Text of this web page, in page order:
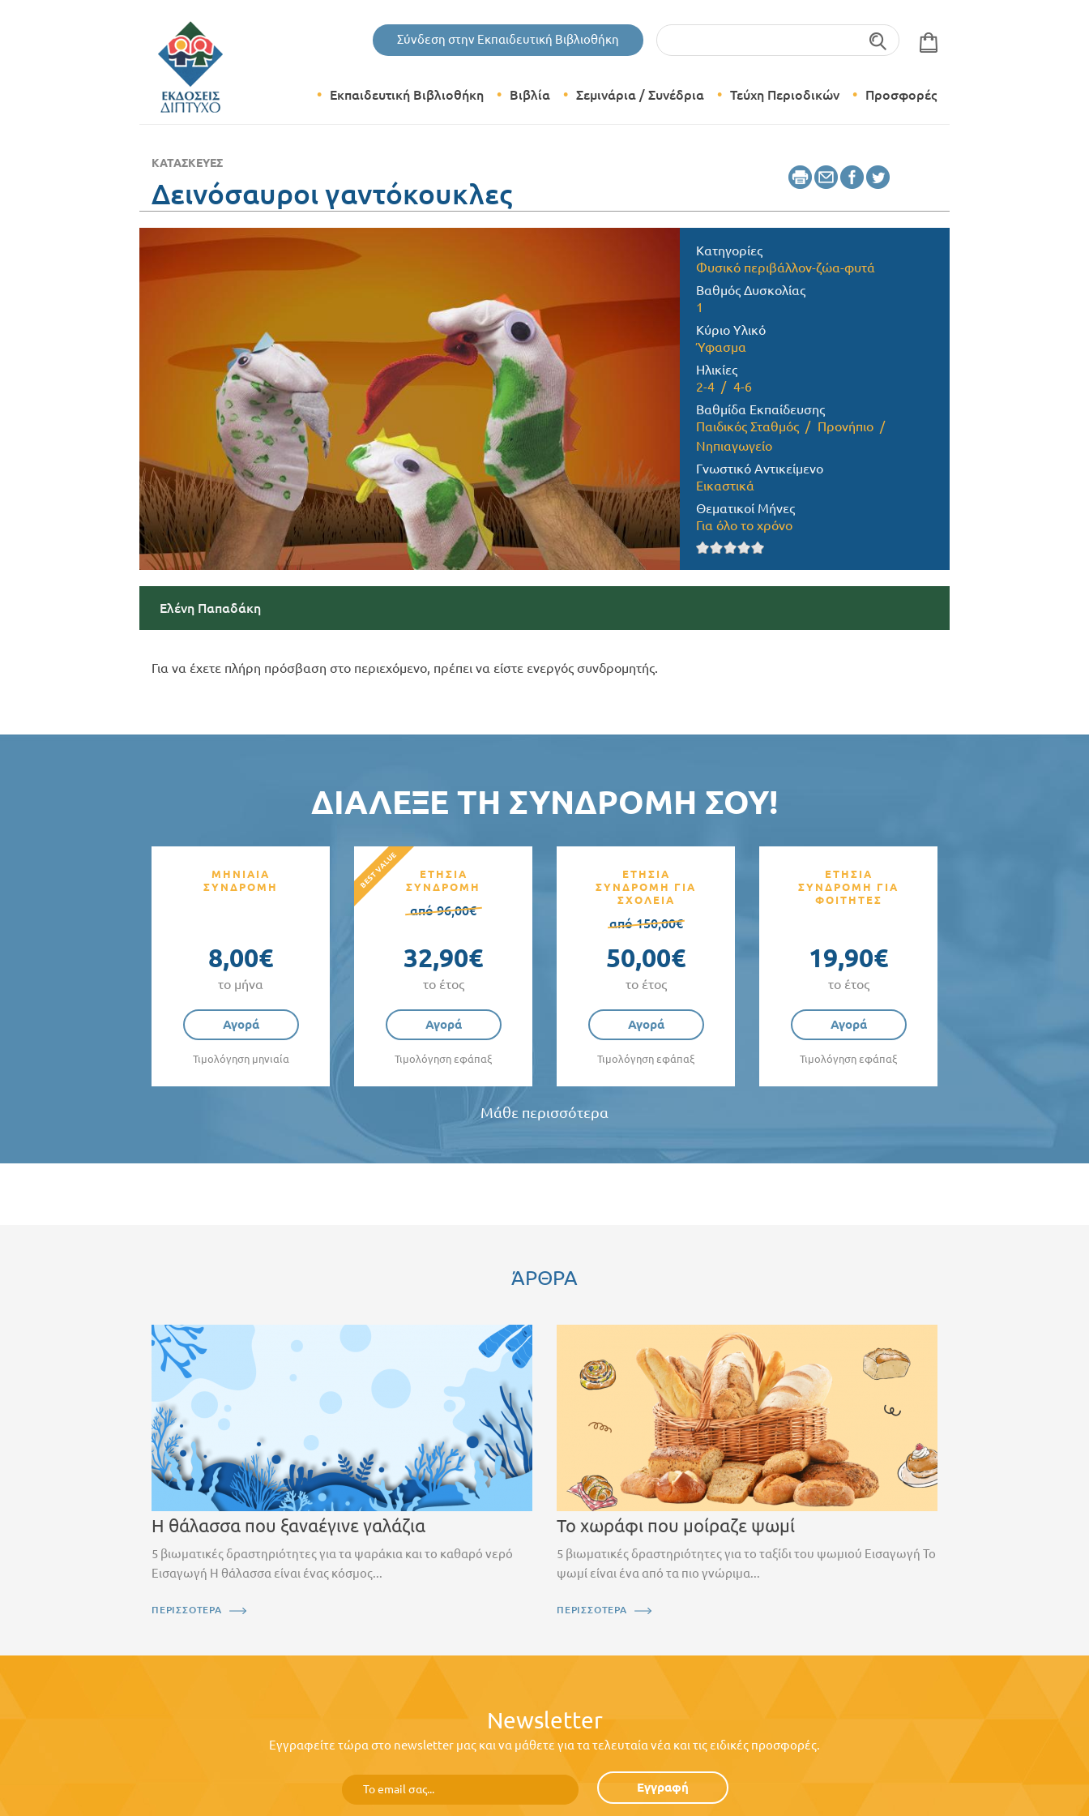
Σύνδεση στην Εκπαιδευτική Βιβλιοθήκη
Εκπαιδευτική Βιβλιοθήκη Βιβλία Σεμινάρια / Συνέδρια Τεύχη Περιοδικών
Δημιουργικό Εργαστήρι
Προσφορές
ΚΑΤΑΣΚΕΥΈΣ
Δεινόσαυροι γαντόκουκλες
Κατηγορίες
Φυσικό περιβάλλον-ζώα-φυτά
Βαθμός Δυσκολίας
1
Κύριο Υλικό
Ύφασμα
Ηλικίες
2-4
4-6
Βαθμίδα Εκπαίδευσης
Παιδικός Σταθμός
Προνήπιο
Νηπιαγωγείο
Γνωστικό Αντικείμενο
Εικαστικά
Θεματικοί Μήνες
Για όλο το χρόνο
Ελένη Παπαδάκη
Για να έχετε πλήρη πρόσβαση στο περιεχόμενο, πρέπει να είστε ενεργός συνδρομητής.
ΔΙΆΛΕΞΕ ΤΗ ΣΥΝΔΡΟΜΉ ΣΟΥ!
ΜΗΝΙΑΙΑ
ΣΥΝΔΡΟΜΗ
8,00€
το μήνα
Αγορά
Τιμολόγηση μηνιαία
ΕΤΗΣΙΑ
ΣΥΝΔΡΟΜΗ
από 96,00€
32,90€
το έτος
Αγορά
Τιμολόγηση εφάπαξ
ΕΤΗΣΙΑ
ΣΥΝΔΡΟΜΗ ΓΙΑ
ΣΧΟΛΕΙΑ
από 150,00€
50,00€
το έτος
Αγορά
Τιμολόγηση εφάπαξ
ΕΤΗΣΙΑ
ΣΥΝΔΡΟΜΗ ΓΙΑ
ΦΟΙΤΗΤΕΣ
19,90€
το έτος
Αγορά
Τιμολόγηση εφάπαξ
Μάθε περισσότερα
ΆΡΘΡΑ
Η θάλασσα που ξαναέγινε γαλάζια
5 βιωματικές δραστηριότητες για τα ψαράκια και το καθαρό νερό
Εισαγωγή Η θάλασσα είναι ένας κόσμος...
ΠΕΡΙΣΣΟΤΕΡΑ
Το χωράφι που μοίραζε ψωμί
5 βιωματικές δραστηριότητες για το ταξίδι του ψωμιού Εισαγωγή Το
ψωμί είναι ένα από τα πιο γνώριμα...
ΠΕΡΙΣΣΟΤΕΡΑ
Newsletter
Εγγραφείτε τώρα στο newsletter μας και να μάθετε για τα τελευταία νέα και τις ειδικές προσφορές.
Εγγραφή